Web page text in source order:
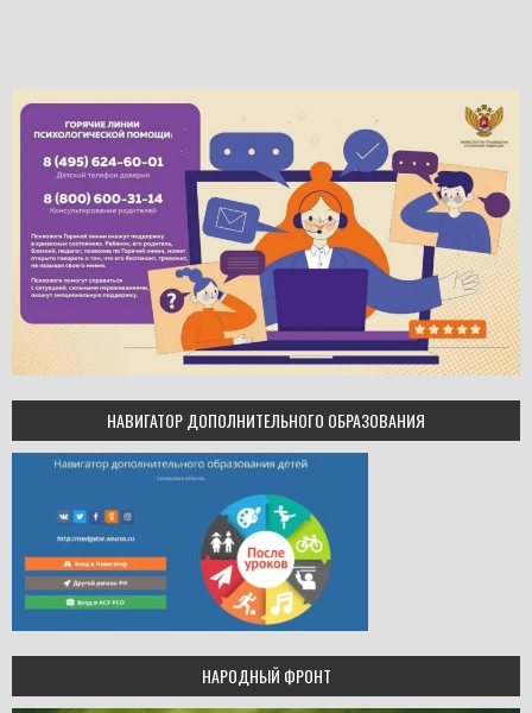
НАВИГАТОР ДОПОЛНИТЕЛЬНОГО ОБРАЗОВАНИЯ
НАРОДНЫЙ ФРОНТ